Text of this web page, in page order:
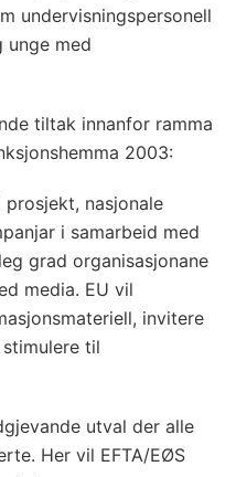
s
2
0
0
3
undervisningspersonell
unge med
tiltak innanfor ramma
2003:
nasjonale
i samarbeid med
grad organisasjonane
media. EU vil
invitere
til
utval der alle
Her vil EFTA/EØS